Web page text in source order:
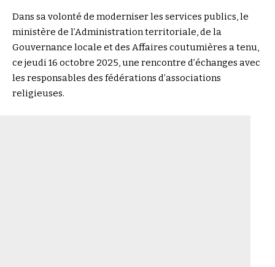
Dans sa volonté de moderniser les services publics, le
ministère de l’Administration territoriale, de la
Gouvernance locale et des Affaires coutumières a tenu,
ce jeudi 16 octobre 2025, une rencontre d’échanges avec
les responsables des fédérations d’associations
religieuses.